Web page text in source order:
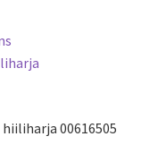
00616505